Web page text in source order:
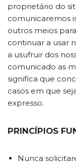
proprietário do
comunicaremos
outros meios
continuar a usar
a usufruir dos
comunicado as
significa que
casos em que
expresso.
PRINCÍPIOS
Nunca